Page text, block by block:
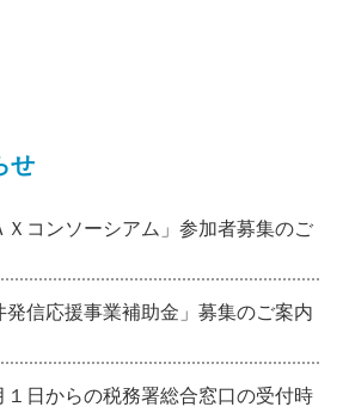
せ
Ｘコンソーシアム」参加者募集のご
発信応援事業補助金」募集のご案内
１日からの税務署総合窓口の受付時